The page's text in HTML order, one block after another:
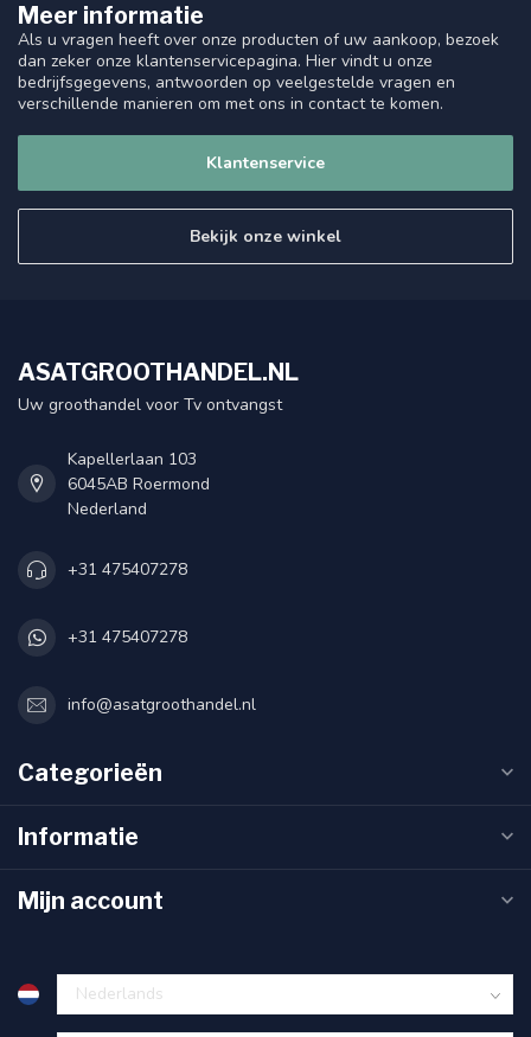
Meer informatie
Als u vragen heeft over onze producten of uw aankoop, bezoek
dan zeker onze klantenservicepagina. Hier vindt u onze
bedrijfsgegevens, antwoorden op veelgestelde vragen en
verschillende manieren om met ons in contact te komen.
Klantenservice
Bekijk onze winkel
ASATGROOTHANDEL.NL
Uw groothandel voor Tv ontvangst
Kapellerlaan 103
6045AB Roermond
Nederland
+31 475407278
+31 475407278
info@asatgroothandel.nl
Categorieën
Informatie
Mijn account